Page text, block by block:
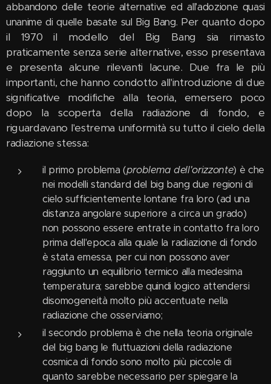
abbandono delle teorie alternative ed all'adozione quasi
unanime di quelle basate sul Big Bang. Per quanto dopo
il 1970 il modello del Big Bang sia rimasto
praticamente senza serie alternative, esso presentava
e presenta alcune rilevanti lacune. Due fra le più
importanti, che hanno condotto all'introduzione di due
significative modifiche alla teoria, emersero poco
dopo la scoperta della radiazione di fondo, e
riguardavano l'estrema uniformità su tutto il cielo della
radiazione stessa:
il primo problema (problema dell'orizzonte) è che
nei modelli standard del big bang due regioni di
cielo sufficientemente lontane fra loro (ad una
distanza angolare superiore a circa un grado)
non possono essere entrate in contatto fra loro
prima dell'epoca alla quale la radiazione di fondo
è stata emessa, per cui non possono aver
raggiunto un equilibrio termico alla medesima
temperatura; sarebbe quindi logico attendersi
disomogeneità molto più accentuate nella
radiazione che osserviamo;
il secondo problema è che nella teoria originale
del big bang le fluttuazioni della radiazione
cosmica di fondo sono molto più piccole di
quanto sarebbe necessario per spiegare la